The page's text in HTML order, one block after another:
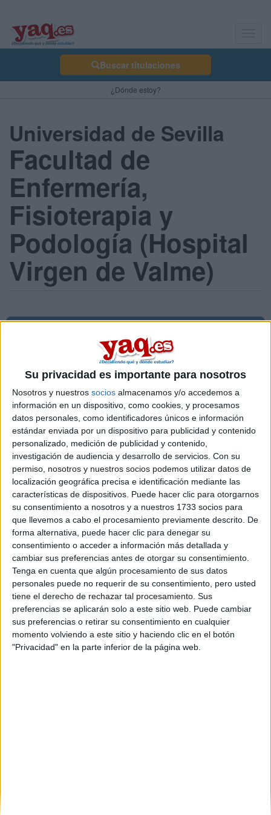
Su privacidad es importante para nosotros
Nosotros y nuestros socios almacenamos y/o accedemos a
información en un dispositivo, como cookies, y procesamos
datos personales, como identificadores únicos e información
estándar enviada por un dispositivo para publicidad y contenido
personalizado, medición de publicidad y contenido,
investigación de audiencia y desarrollo de servicios. Con su
permiso, nosotros y nuestros socios podemos utilizar datos de
localización geográfica precisa e identificación mediante las
características de dispositivos. Puede hacer clic para otorgarnos
su consentimiento a nosotros y a nuestros 1733 socios para
que llevemos a cabo el procesamiento previamente descrito. De
forma alternativa, puede hacer clic para denegar su
consentimiento o acceder a información más detallada y
cambiar sus preferencias antes de otorgar su consentimiento.
Tenga en cuenta que algún procesamiento de sus datos
personales puede no requerir de su consentimiento, pero usted
tiene el derecho de rechazar tal procesamiento. Sus
preferencias se aplicarán solo a este sitio web. Puede cambiar
sus preferencias o retirar su consentimiento en cualquier
momento volviendo a este sitio y haciendo clic en el botón
"Privacidad" en la parte inferior de la página web.
Buscar titulaciones
¿Dónde estoy?
Universidad de Sevilla
Facultad de
Enfermería,
Fisioterapia y
Podología (Hospital
Virgen de Valme)
¡Síguenos en Facebook!
Contactar
Avda. de Jerez, s/n
41014 Sevilla
Sevilla
Tel:955 015 840
Mapa